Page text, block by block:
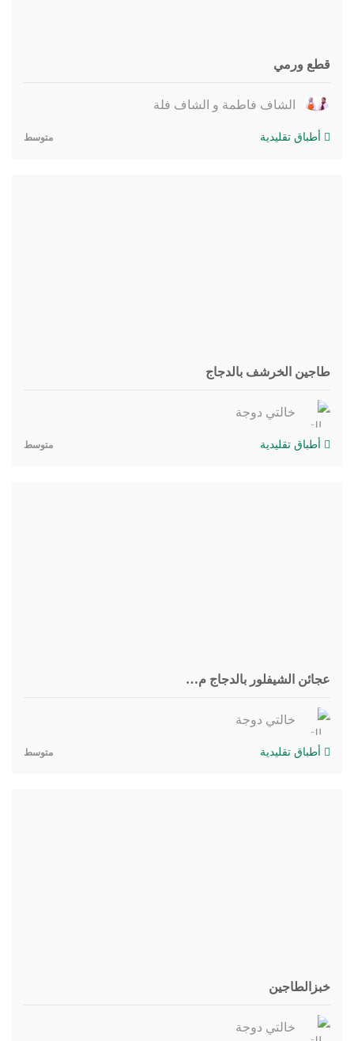
قطع ورمي
الشاف فاطمة و الشاف فلة
أطباق تقليدية متوسط
طاجين الخرشف بالدجاج
خالتي دوجة
أطباق تقليدية متوسط
عجائن الشيفلور بالدجاج م…
خالتي دوجة
أطباق تقليدية متوسط
خبزالطاجين
خالتي دوجة